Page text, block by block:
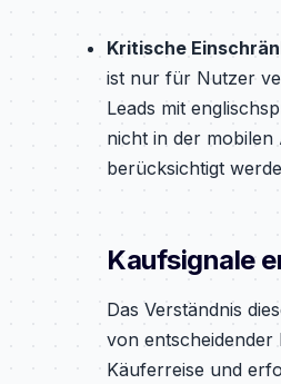
Kritische
ist nur für Nutzer
Leads mit
nicht in der mobilen
berücksichtigt
Kaufsignale
Das Verständnis
von entscheidender
Käuferreise und